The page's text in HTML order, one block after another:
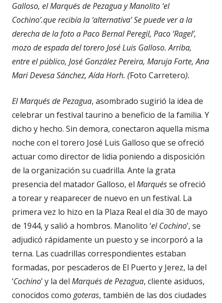
Galloso, el Marqués de Pezagua y Manolito ‘el
Cochino’.que recibía la ‘alternativa’ Se puede ver a la
derecha de la foto a Paco Bernal Peregil, Paco ‘Ragel’,
mozo de espada del torero José Luis Galloso. Arriba,
entre el público, José González Pereira, Maruja Forte, Ana
Mari Devesa Sánchez, Aída Horh. (Foto Carretero).
El Marqués de Pezagua, asombrado sugirió la idea de
celebrar un festival taurino a beneficio de la familia. Y
dicho y hecho. Sin demora, conectaron aquella misma
noche con el torero José Luis Galloso que se ofreció
actuar como director de lidia poniendo a disposición
de la organización su cuadrilla. Ante la grata
presencia del matador Galloso, el Marquésse ofreció
a torear y reaparecer de nuevo en un festival. La
primera vez lo hizo en la Plaza Real el día 30 de mayo
de 1944, y salió a hombros. Manolito ‘el Cochino’, se
adjudicó rápidamente un puesto y se incorporó a la
terna. Las cuadrillas correspondientes estaban
formadas, por pescaderos de El Puerto y Jerez, la del
‘Cochino’ y la del Marqués de Pezagua, cliente asiduos,
conocidos como goteras, también de las dos ciudades